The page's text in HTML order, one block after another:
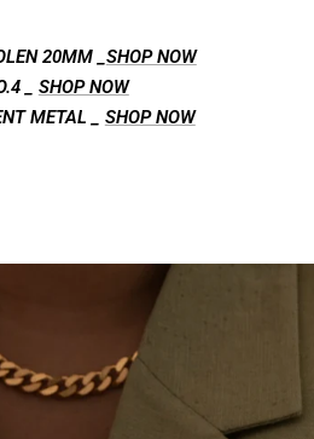
20MM _ SHOP NOW
_ SHOP NOW
METAL _ SHOP NOW